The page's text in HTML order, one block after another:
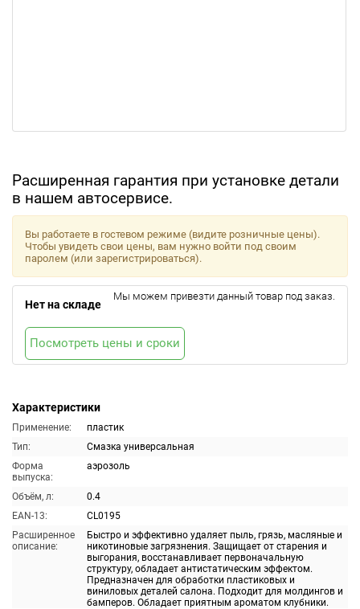
Расширенная гарантия при установке детали
в нашем автосервисе.
Характеристики
Применение:
пластик
Тип:
Смазка универсальная
Форма
выпуска:
аэрозоль
Объём, л:
0.4
EAN-13:
CL0195
Расширенное
описание:
Быстро и эффективно удаляет пыль, грязь, масляные и
никотиновые загрязнения. Защищает от старения и
выгорания, восстанавливает первоначальную
структуру, обладает антистатическим эффектом.
Предназначен для обработки пластиковых и
виниловых деталей салона. Подходит для молдингов и
бамперов. Обладает приятным ароматом клубники.
Вы работаете в гостевом режиме (видите розничные цены).
Чтобы увидеть свои цены, вам нужно войти под своим
паролем (или зарегистрироваться).
Нет на складе
Мы можем привезти данный товар под заказ.
Посмотреть цены и сроки